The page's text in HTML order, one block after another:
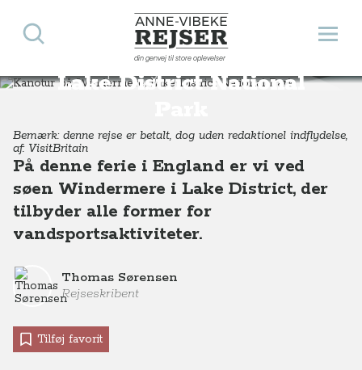
Anne-Vibeke Rejser
din genvej til store oplevelser
Åbn
Søg
Kanotur på Windermere,
Lake District National
Destinationer Europa England Kanotur på Windermere, Lake District National Park, England
Bemærk: denne rejse er betalt, dog uden redaktionel indflydelse,
af: VisitBritain
På denne ferie i England er vi ved
søen Windermere i Lake District, der
tilbyder alle former for
vandsportsaktiviteter.
Thomas Sørensen
Rejseskribent
Tilføj favorit